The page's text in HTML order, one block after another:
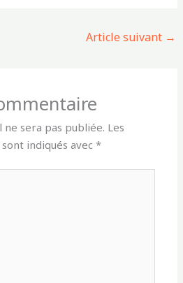
Article suivant →
sera pas publiée. Les
indiqués avec*